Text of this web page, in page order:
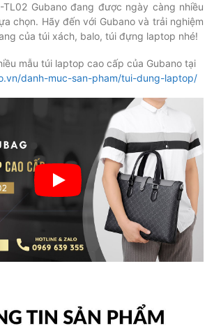
TL02 Gubano đang được ngày càng nhiều
chọn. Hãy đến với Gubano và trải nghiệm
của túi xách, balo, túi đựng laptop nhé!
mẫu túi laptop cao cấp của Gubano tại
danh-muc-san-pham/tui-dung-laptop/